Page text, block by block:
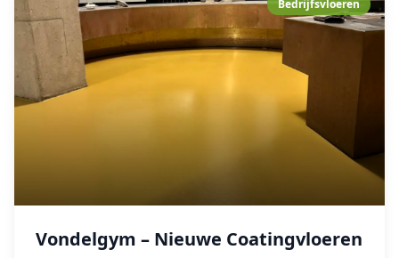
Bedrijfsvloeren
Vondelgym – Nieuwe Coatingvloeren